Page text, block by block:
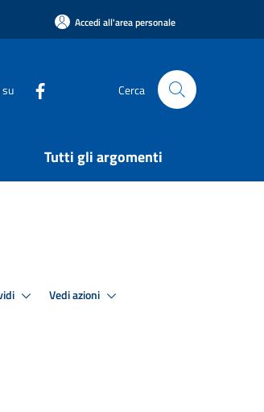
Accedi all'area personale
su Cerca
Tutti gli argomenti
Vedi azioni